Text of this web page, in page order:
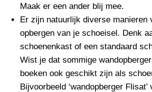
Maak er een ander blij mee.
Er zijn natuurlijk diverse manieren
opbergen van je schoeisel. Denk
schoenenkast of een standaard
Wist je dat sommige
boeken ook geschikt zijn als
Bijvoorbeeld ‘wandopberger